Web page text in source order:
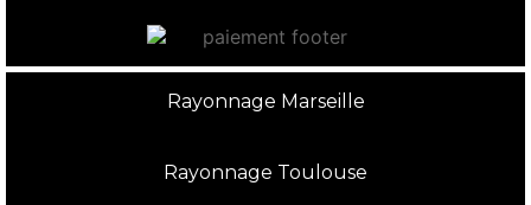
Rayonnage Marseille
Rayonnage Toulouse